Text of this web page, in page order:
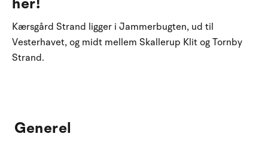
Kærsgård Strand ligger i Jammerbugten, ud til
Vesterhavet, og midt mellem Skallerup Klit og Tornby
Strand.
Generel